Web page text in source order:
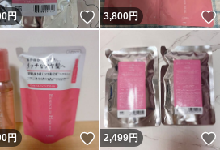
ね！
円 いいね！
3,800円
ね！
円 いいね！
2,499円